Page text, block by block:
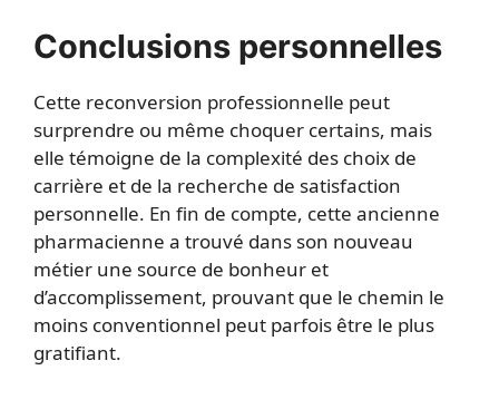
Conclusions personnelles
Cette reconversion professionnelle peut
surprendre ou même choquer certains, mais
elle témoigne de la complexité des choix de
carrière et de la recherche de satisfaction
personnelle. En fin de compte, cette ancienne
pharmacienne a trouvé dans son nouveau
métier une source de bonheur et
d’accomplissement, prouvant que le chemin le
moins conventionnel peut parfois être le plus
gratifiant.